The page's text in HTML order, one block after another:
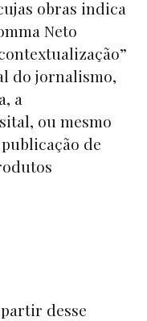
obras indica
Neto
do jornalismo,
a
ou mesmo
de
desse